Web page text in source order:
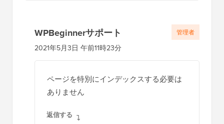
WPBeginnerサポート
2021年5月3日 午前11時23分
ページを特別にインデックスする必要は
ありません
返信する
管理者